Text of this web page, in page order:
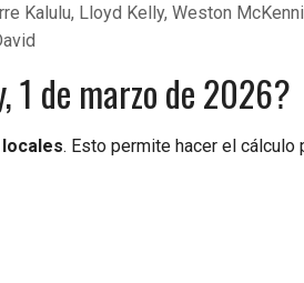
Kalulu, Lloyd Kelly, Weston
1 de marzo de 2026?
locales. Esto permite hacer el cálculo